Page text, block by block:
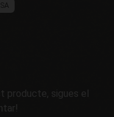
producte, sigues el